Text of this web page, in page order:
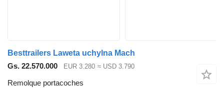
Besttrailers Laweta uchylna Mach
Gs. 22.570.000
EUR 3.280 ≈ USD 3.790
Remolque portacoches